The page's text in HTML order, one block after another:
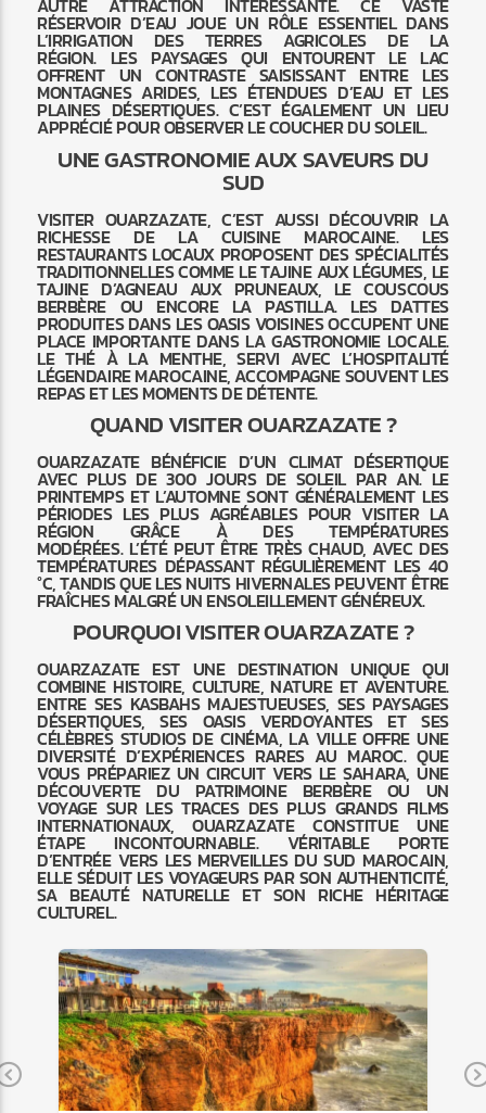
AUTRE ATTRACTION INTÉRESSANTE. CE VASTE
RÉSERVOIR D’EAU JOUE UN RÔLE ESSENTIEL DANS
L’IRRIGATION DES TERRES AGRICOLES DE LA
RÉGION. LES PAYSAGES QUI ENTOURENT LE LAC
OFFRENT UN CONTRASTE SAISISSANT ENTRE LES
MONTAGNES ARIDES, LES ÉTENDUES D’EAU ET LES
PLAINES DÉSERTIQUES. C’EST ÉGALEMENT UN LIEU
APPRÉCIÉ POUR OBSERVER LE COUCHER DU SOLEIL.
UNE GASTRONOMIE AUX SAVEURS DU
SUD
VISITER OUARZAZATE, C’EST AUSSI DÉCOUVRIR LA
RICHESSE DE LA CUISINE MAROCAINE. LES
RESTAURANTS LOCAUX PROPOSENT DES SPÉCIALITÉS
TRADITIONNELLES COMME LE TAJINE AUX LÉGUMES, LE
TAJINE D’AGNEAU AUX PRUNEAUX, LE COUSCOUS
BERBÈRE OU ENCORE LA PASTILLA. LES DATTES
PRODUITES DANS LES OASIS VOISINES OCCUPENT UNE
PLACE IMPORTANTE DANS LA GASTRONOMIE LOCALE.
LE THÉ À LA MENTHE, SERVI AVEC L’HOSPITALITÉ
LÉGENDAIRE MAROCAINE, ACCOMPAGNE SOUVENT LES
REPAS ET LES MOMENTS DE DÉTENTE.
QUAND VISITER OUARZAZATE ?
OUARZAZATE BÉNÉFICIE D’UN CLIMAT DÉSERTIQUE
AVEC PLUS DE 300 JOURS DE SOLEIL PAR AN. LE
PRINTEMPS ET L’AUTOMNE SONT GÉNÉRALEMENT LES
PÉRIODES LES PLUS AGRÉABLES POUR VISITER LA
RÉGION GRÂCE À DES TEMPÉRATURES
MODÉRÉES. L’ÉTÉ PEUT ÊTRE TRÈS CHAUD, AVEC DES
TEMPÉRATURES DÉPASSANT RÉGULIÈREMENT LES 40
°C, TANDIS QUE LES NUITS HIVERNALES PEUVENT ÊTRE
FRAÎCHES MALGRÉ UN ENSOLEILLEMENT GÉNÉREUX.
POURQUOI VISITER OUARZAZATE ?
OUARZAZATE EST UNE DESTINATION UNIQUE QUI
COMBINE HISTOIRE, CULTURE, NATURE ET AVENTURE.
ENTRE SES KASBAHS MAJESTUEUSES, SES PAYSAGES
DÉSERTIQUES, SES OASIS VERDOYANTES ET SES
CÉLÈBRES STUDIOS DE CINÉMA, LA VILLE OFFRE UNE
DIVERSITÉ D’EXPÉRIENCES RARES AU MAROC. QUE
VOUS PRÉPARIEZ UN CIRCUIT VERS LE SAHARA, UNE
DÉCOUVERTE DU PATRIMOINE BERBÈRE OU UN
VOYAGE SUR LES TRACES DES PLUS GRANDS FILMS
INTERNATIONAUX, OUARZAZATE CONSTITUE UNE
ÉTAPE INCONTOURNABLE. VÉRITABLE PORTE
D’ENTRÉE VERS LES MERVEILLES DU SUD MAROCAIN,
ELLE SÉDUIT LES VOYAGEURS PAR SON AUTHENTICITÉ,
SA BEAUTÉ NATURELLE ET SON RICHE HÉRITAGE
CULTUREL.
Previous